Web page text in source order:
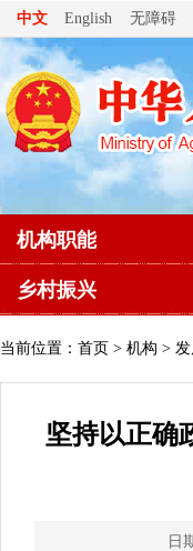
中文 English 无障碍
机构职能
乡村振兴
当前位置： 首页 > 机构 > 发
坚持以正确
日